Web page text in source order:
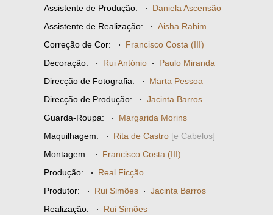
Assistente de Produção: · Daniela Ascensão
Assistente de Realização: · Aisha Rahim
Correção de Cor: · Francisco Costa (III)
Decoração: · Rui António · Paulo Miranda
Direcção de Fotografia: · Marta Pessoa
Direcção de Produção: · Jacinta Barros
Guarda-Roupa: · Margarida Morins
Maquilhagem: · Rita de Castro [e Cabelos]
Montagem: · Francisco Costa (III)
Produção: · Real Ficção
Produtor: · Rui Simões · Jacinta Barros
Realização: · Rui Simões